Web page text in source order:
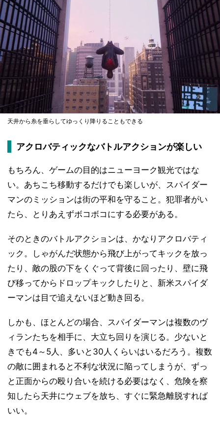
天井から糸を垂らしてゆっくり降りることもできる
アクロバティックなバトルアクションが楽しい
もちろん、ゲームの目的はニューヨーク観光ではな
い。あちこち移動するだけでも楽しいが、スパイダー
マンのミッションは街の平和を守ること。犯罪者がい
たら、とりあえずボコボコにする必要がある。
そのときのバトルアクションは、かなりアクロバティ
ック。しゃがんだ状態から飛び上がってキックを放っ
たり、敵の股の下をくぐって背後に回ったり、壁に飛
び移ってからドロップキックしたりと、新米スパイダ
ーマンは目で追えないほど動き回る。
しかも、ほとんどの場合、スパイダーマンは複数のヴ
ィランたちを相手に、大立ち回りを演じる。少ないと
きでも4～5人、多いと30人くらいはいるだろう。複数
の敵に囲まれると不利な状況に陥ってしまうが、ずっ
と正面からの殴り合いを続ける必要はなく、危険を察
知したら天井にウェブを放ち、すぐに緊急離脱すれば
いい。